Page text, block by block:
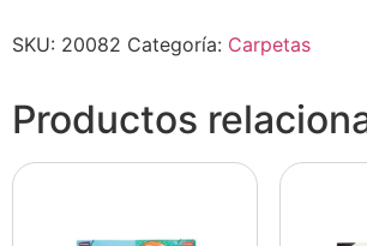
SKU: 20082 Categoría: Carpetas
Productos